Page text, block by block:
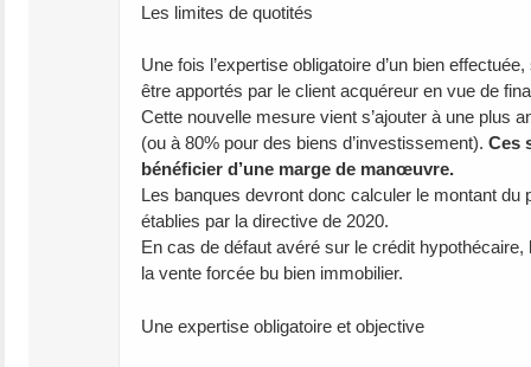
Les limites de quotités
Une fois l’expertise obligatoire d’un bien
être apportés par le client acquéreur en vue de
Cette nouvelle mesure vient s’ajouter à une plus
(ou à 80% pour des biens d’investissement). Ces
bénéficier d’une marge de manœuvre.
Les banques devront donc calculer le montant du
établies par la directive de 2020.
En cas de défaut avéré sur le crédit
la vente forcée bu bien immobilier.
Une expertise obligatoire et objective